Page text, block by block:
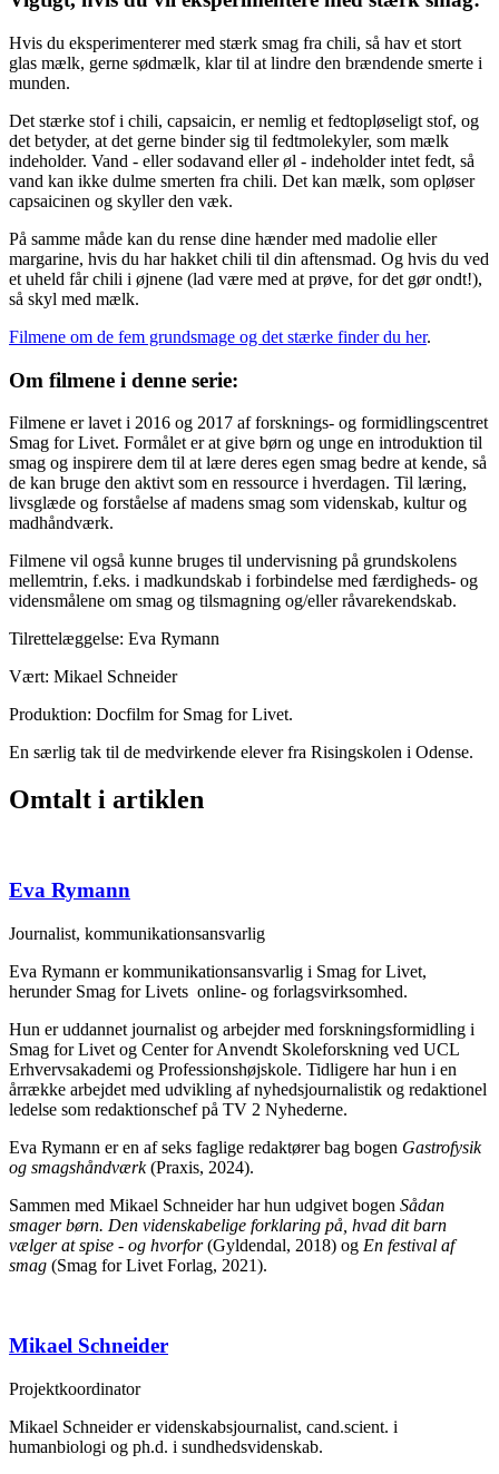
Hvis du eksperimenterer med stærk smag fra chili, så hav et stort
glas mælk, gerne sødmælk, klar til at lindre den brændende smerte i
munden.
Det stærke stof i chili, capsaicin, er nemlig et fedtopløseligt stof, og
det betyder, at det gerne binder sig til fedtmolekyler, som mælk
indeholder. Vand - eller sodavand eller øl - indeholder intet fedt, så
vand kan ikke dulme smerten fra chili. Det kan mælk, som opløser
capsaicinen og skyller den væk.
På samme måde kan du rense dine hænder med madolie eller
margarine, hvis du har hakket chili til din aftensmad. Og hvis du ved
et uheld får chili i øjnene (lad være med at prøve, for det gør ondt!),
så skyl med mælk.
Filmene om de fem grundsmage og det stærke finder du her.
Om filmene i denne serie:
Filmene er lavet i 2016 og 2017 af forsknings- og formidlingscentret
Smag for Livet. Formålet er at give børn og unge en introduktion til
smag og inspirere dem til at lære deres egen smag bedre at kende, så
de kan bruge den aktivt som en ressource i hverdagen. Til læring,
livsglæde og forståelse af madens smag som videnskab, kultur og
madhåndværk.
Filmene vil også kunne bruges til undervisning på grundskolens
mellemtrin, f.eks. i madkundskab i forbindelse med færdigheds- og
vidensmålene om smag og tilsmagning og/eller råvarekendskab.
Tilrettelæggelse: Eva Rymann
Vært: Mikael Schneider
Produktion: Docfilm for Smag for Livet.
En særlig tak til de medvirkende elever fra Risingskolen i Odense.
Omtalt i artiklen
Eva Rymann
Journalist, kommunikationsansvarlig
Eva Rymann er kommunikationsansvarlig i Smag for Livet,
herunder Smag for Livets online- og forlagsvirksomhed.
Hun er uddannet journalist og arbejder med forskningsformidling i
Smag for Livet og Center for Anvendt Skoleforskning ved UCL
Erhvervsakademi og Professionshøjskole. Tidligere har hun i en
årrække arbejdet med udvikling af nyhedsjournalistik og redaktionel
ledelse som redaktionschef på TV 2 Nyhederne.
Eva Rymann er en af seks faglige redaktører bag bogen Gastrofysik
og smagshåndværk(Praxis, 2024).
Sammen med Mikael Schneider har hun udgivet bogen Sådan
smager børn. Den videnskabelige forklaring på, hvad dit barn
vælger at spise - og hvorfor(Gyldendal, 2018) og En festival af
smag (Smag for Livet Forlag, 2021).
Mikael Schneider
Projektkoordinator
Mikael Schneider er videnskabsjournalist, cand.scient. i
humanbiologi og ph.d. i sundhedsvidenskab.